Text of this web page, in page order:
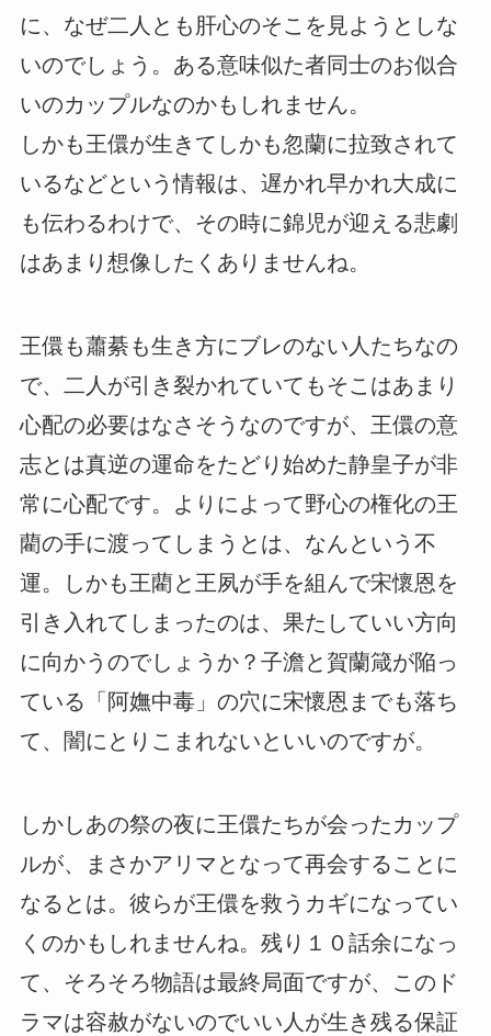
に、なぜ二人とも肝心のそこを見ようとしな
いのでしょう。ある意味似た者同士のお似合
いのカップルなのかもしれません。
しかも王儇が生きてしかも忽蘭に拉致されて
いるなどという情報は、遅かれ早かれ大成に
も伝わるわけで、その時に錦児が迎える悲劇
はあまり想像したくありませんね。
王儇も蕭綦も生き方にブレのない人たちなの
で、二人が引き裂かれていてもそこはあまり
心配の必要はなさそうなのですが、王儇の意
志とは真逆の運命をたどり始めた静皇子が非
常に心配です。よりによって野心の権化の王
藺の手に渡ってしまうとは、なんという不
運。しかも王藺と王夙が手を組んで宋懷恩を
引き入れてしまったのは、果たしていい方向
に向かうのでしょうか？子澹と賀蘭箴が陥っ
ている「阿嫵中毒」の穴に宋懷恩までも落ち
て、闇にとりこまれないといいのですが。
しかしあの祭の夜に王儇たちが会ったカップ
ルが、まさかアリマとなって再会することに
なるとは。彼らが王儇を救うカギになってい
くのかもしれませんね。残り１０話余になっ
て、そろそろ物語は最終局面ですが、このド
ラマは容赦がないのでいい人が生き残る保証